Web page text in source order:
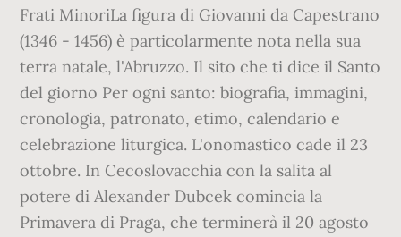
Frati MinoriLa figura di Giovanni da Capestrano
(1346 - 1456) è particolarmente nota nella sua
terra natale, l'Abruzzo. Il sito che ti dice il Santo
del giorno Per ogni santo: biografia, immagini,
cronologia, patronato, etimo, calendario e
celebrazione liturgica. L'onomastico cade il 23
ottobre. In Cecoslovacchia con la salita al
potere di Alexander Dubcek comincia la
Primavera di Praga, che terminerà il 20 agosto